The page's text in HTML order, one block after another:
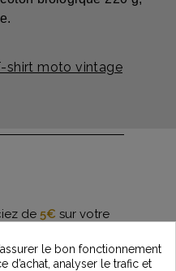
shirt moto vintage
de 5€ sur votre
nouveautés
le bon fonctionnement
d’achat, analyser le trafic et